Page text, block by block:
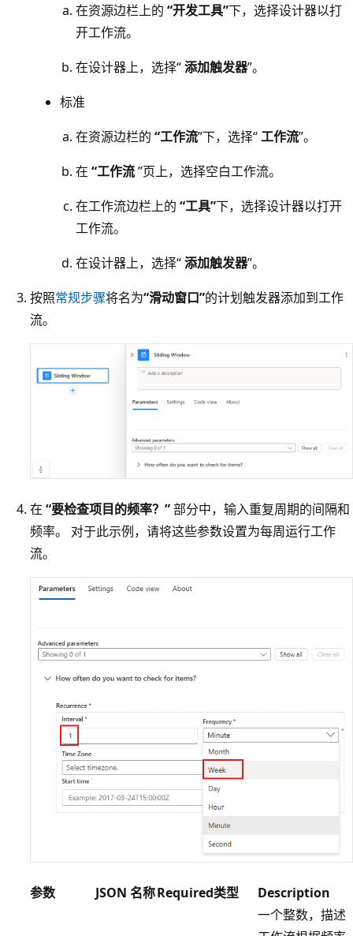
在资源边栏上的 “开发工具”下，选择设计器以打
开工作流。
在设计器上，选择“添加触发器”。
标准
在资源边栏的 “工作流”下，选择“工作流”。
在 “工作流”页上，选择空白工作流。
在工作流边栏上的 “工具”下，选择设计器以打开
工作流。
在设计器上，选择“添加触发器”。
按照常规步骤将名为“滑动窗口”的计划触发器添加到工作
流。
在 “要检查项目的频率？”部分中，输入重复周期的间隔和
频率。 对于此示例，请将这些参数设置为每周运行工作
流。
参数 JSON 名称Required类型
Description
一个整数，描述